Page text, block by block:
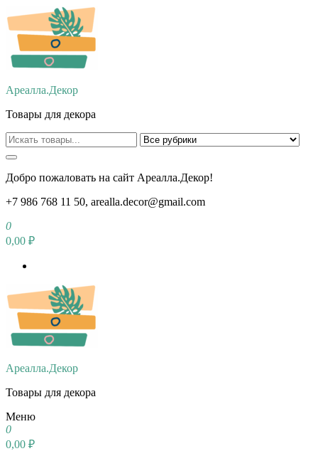
Перейти
к
содержимому
Ареалла.Декор
Товары для декора
Добро пожаловать на сайт Ареалла.Декор!
+7 986 768 11 50, arealla.decor@gmail.com
0
0,00 ₽
Ареалла.Декор
Товары для декора
Меню
0
0,00 ₽